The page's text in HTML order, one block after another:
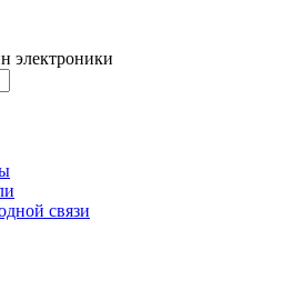
электроники
связи